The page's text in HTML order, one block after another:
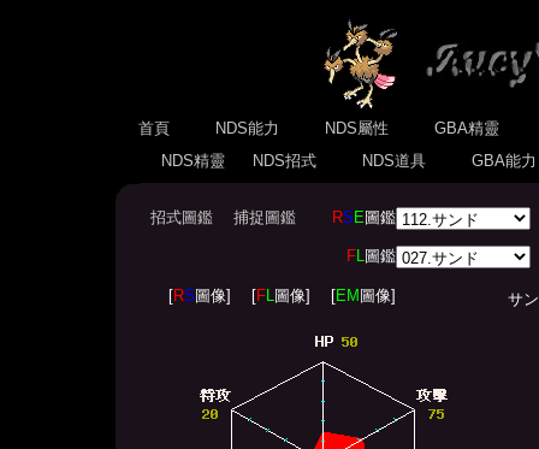
首頁 NDS能力 NDS屬性
GBA精靈
NDS精靈
NDS招式 NDS道具 GBA能
招式圖鑑 捕捉圖鑑 RS E圖鑑
FL圖鑑
[RS 圖像] [FL圖像] [EM 圖像] サン